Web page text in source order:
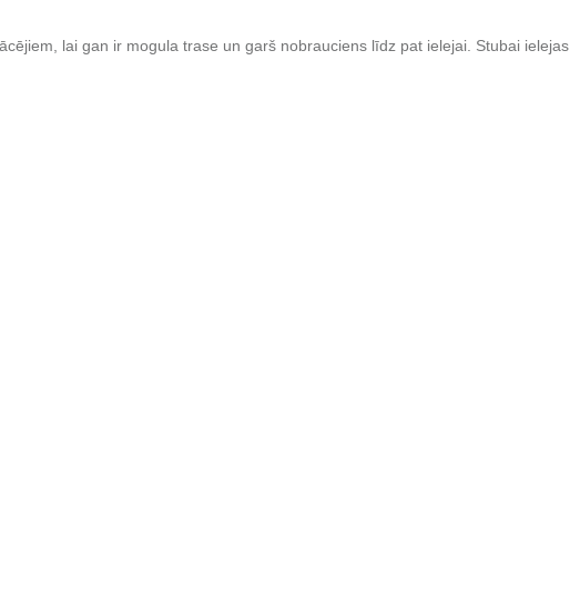
lai gan ir mogula trase un garš nobrauciens līdz pat ielejai. Stubai ielejas